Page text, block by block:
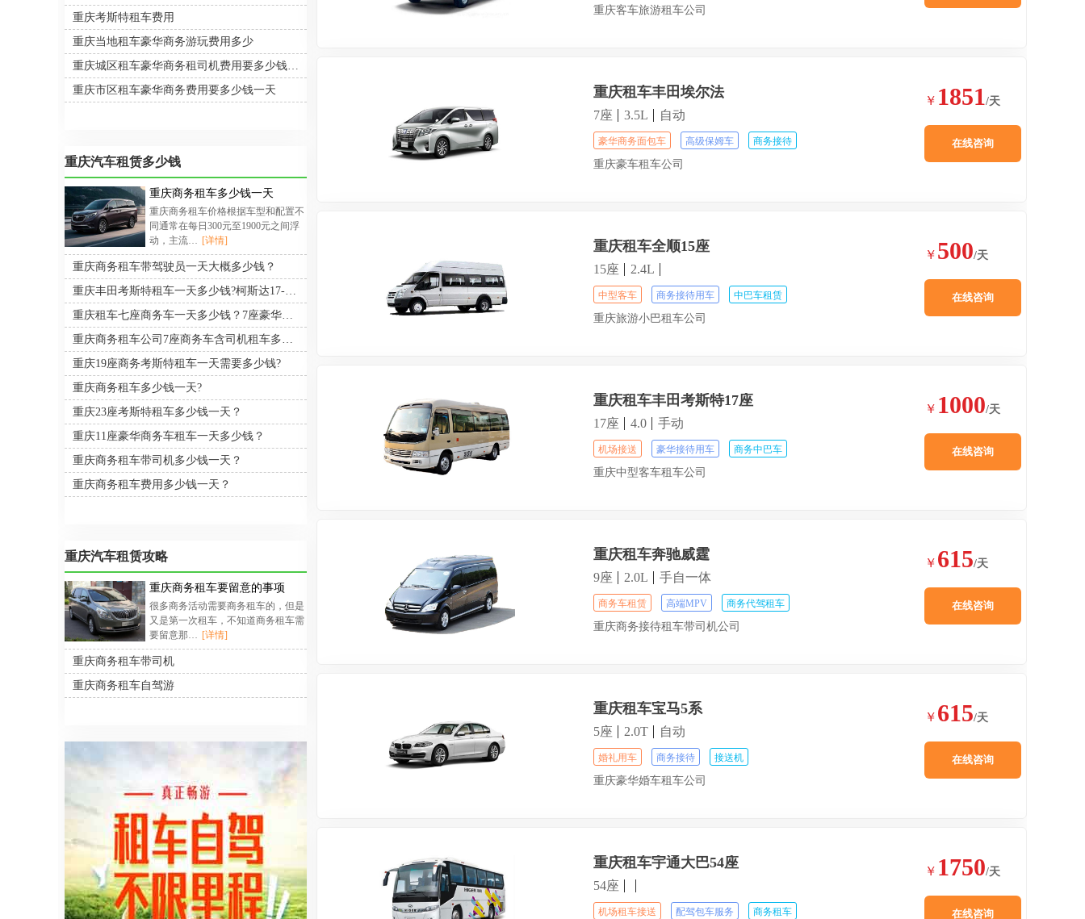
重庆客车旅游租车公司
重庆租车丰田埃尔法
7座 3.5L 自动
豪华商务面包车 高级保姆车 商务接待
重庆豪车租车公司
￥ 1851/天
在线咨询
重庆租车全顺15座
15座 2.4L
中型客车 商务接待用车 中巴车租赁
重庆旅游小巴租车公司
￥ 500/天
在线咨询
重庆租车丰田考斯特17座
17座 4.0 手动
机场接送 豪华接待用车 商务中巴车
重庆中型客车租车公司
￥ 1000/天
在线咨询
重庆租车奔驰威霆
9座 2.0L 手自一体
商务车租赁 高端MPV 商务代驾租车
重庆商务接待租车带司机公司
￥ 615/天
在线咨询
重庆租车宝马5系
5座 2.0T 自动
婚礼用车 商务接待 接送机
重庆豪华婚车租车公司
￥ 615/天
在线咨询
重庆租车宇通大巴54座
54座
机场租车接送 配驾包车服务 商务租车
￥ 1750/天
在线咨询
租车一天费用透明无隐形消
费，部分公司提供机场接送
（600-1000元/次）及长租优
惠。选择重庆正规租车公司可
享受车型齐全（10
重庆考斯特租车费用
重庆当地租车豪华商务游玩费用多少
重庆城区租车豪华商务租司机费用要多少钱一天
重庆市区租车豪华商务费用要多少钱一天
重庆汽车租赁多少钱
重庆商务租车多少钱一天
重庆商务租车价格根据车型和配置不
同通常在每日300元至1900元之间浮
动，主流… [详情]
重庆商务租车带驾驶员一天大概多少钱？
重庆丰田考斯特租车一天多少钱?柯斯达17-23座租一天多少钱?
重庆租车七座商务车一天多少钱？7座豪华商务带司机包车价格
重庆商务租车公司7座商务车含司机租车多少钱一天？
重庆19座商务考斯特租车一天需要多少钱?
重庆商务租车多少钱一天?
重庆23座考斯特租车多少钱一天？
重庆11座豪华商务车租车一天多少钱？
重庆商务租车带司机多少钱一天？
重庆商务租车费用多少钱一天？
重庆汽车租赁攻略
重庆商务租车要留意的事项
很多商务活动需要商务租车的，但是
又是第一次租车，不知道商务租车需
要留意那… [详情]
重庆商务租车带司机
重庆商务租车自驾游